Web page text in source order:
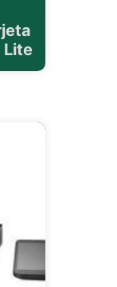
Lite